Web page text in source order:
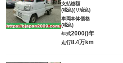
支払総額
(税込)(リ済込)
車両本体価格
(税込)
年式2000()年
走行8.4万km